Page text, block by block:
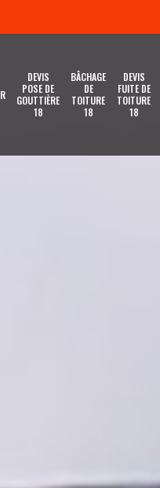
DEVIS
POSE DE
GOUTTIÈRE
18
BÂCHAGE
DE
TOITURE
18
DEVIS
FUITE DE
TOITURE
18